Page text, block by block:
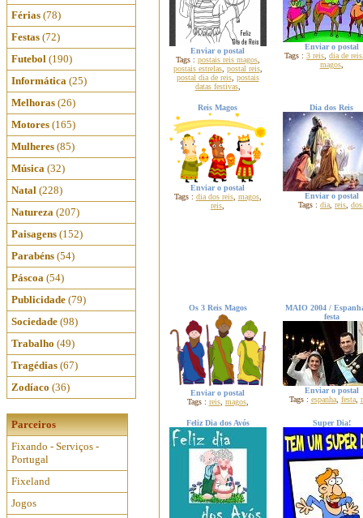
Férias (78)
Festas (72)
Futebol (190)
Informática (25)
Melhoras (26)
Motores (165)
Mulheres (85)
Música (32)
Natal (228)
Natureza (207)
Paisagens (152)
Parabéns (54)
Páscoa (54)
Publicidade (79)
Sociedade (98)
Trabalho (49)
Tragédias (67)
Zodíaco (36)
Parceiros
Fixando - Serviços -
Portugal
Fixeland
Jogos
Enviar o postal
Tags : postais reis magos,
postais estrelas, postal reis,
postal dia de reis, postais
datas festivas,
Enviar o postal
Tags : 3 reis dia de reis
magos,
Reis Magos
Enviar o postal
Tags : dia dos reis, magos,
reis
Dia dos Reis
Enviar o postal
Tags : dia reis dos
Os 3 Reis Magos
Enviar o postal
Tags : reis, magos,
MAIO 2004 /
festa
Enviar o postal
Tags : espanha, festa,
Feliz Dia dos Avós Super Dia!